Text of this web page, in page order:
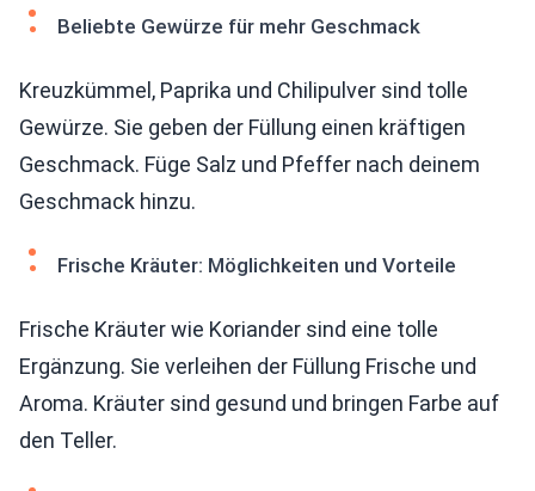
Beliebte Gewürze für mehr Geschmack
Kreuzkümmel, Paprika und Chilipulver sind tolle
Gewürze. Sie geben der Füllung einen kräftigen
Geschmack. Füge Salz und Pfeffer nach deinem
Geschmack hinzu.
Frische Kräuter: Möglichkeiten und Vorteile
Frische Kräuter wie Koriander sind eine tolle
Ergänzung. Sie verleihen der Füllung Frische und
Aroma. Kräuter sind gesund und bringen Farbe auf
den Teller.